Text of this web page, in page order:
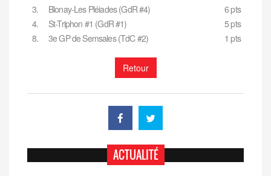
3.
Blonay-Les Pléiades (GdR #4)
6 pts
4.
St-Triphon #1 (GdR #1)
5 pts
8.
3e GP de Semsales (TdC #2) 1 pts
Retour
ACTUALITÉ